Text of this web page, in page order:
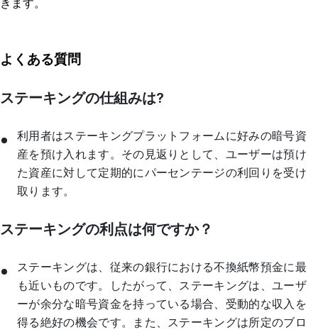
きます。
よくある質問
ステーキングの仕組みは?
利用者はステーキングプラットフォームに好みの暗号資
産を預け入れます。その見返りとして、ユーザーは預け
た資産に対して定期的にパーセンテージの利回りを受け
取ります。
ステーキングの利点は何ですか？
ステーキングは、従来の銀行における不換紙幣預金に最
も近いものです。したがって、ステーキングは、ユーザ
ーが余分な暗号資金を持っている場合、受動的な収入を
得る絶好の機会です。また、ステーキングは所定のブロ